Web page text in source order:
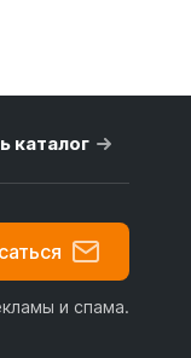
каталог
и спама.